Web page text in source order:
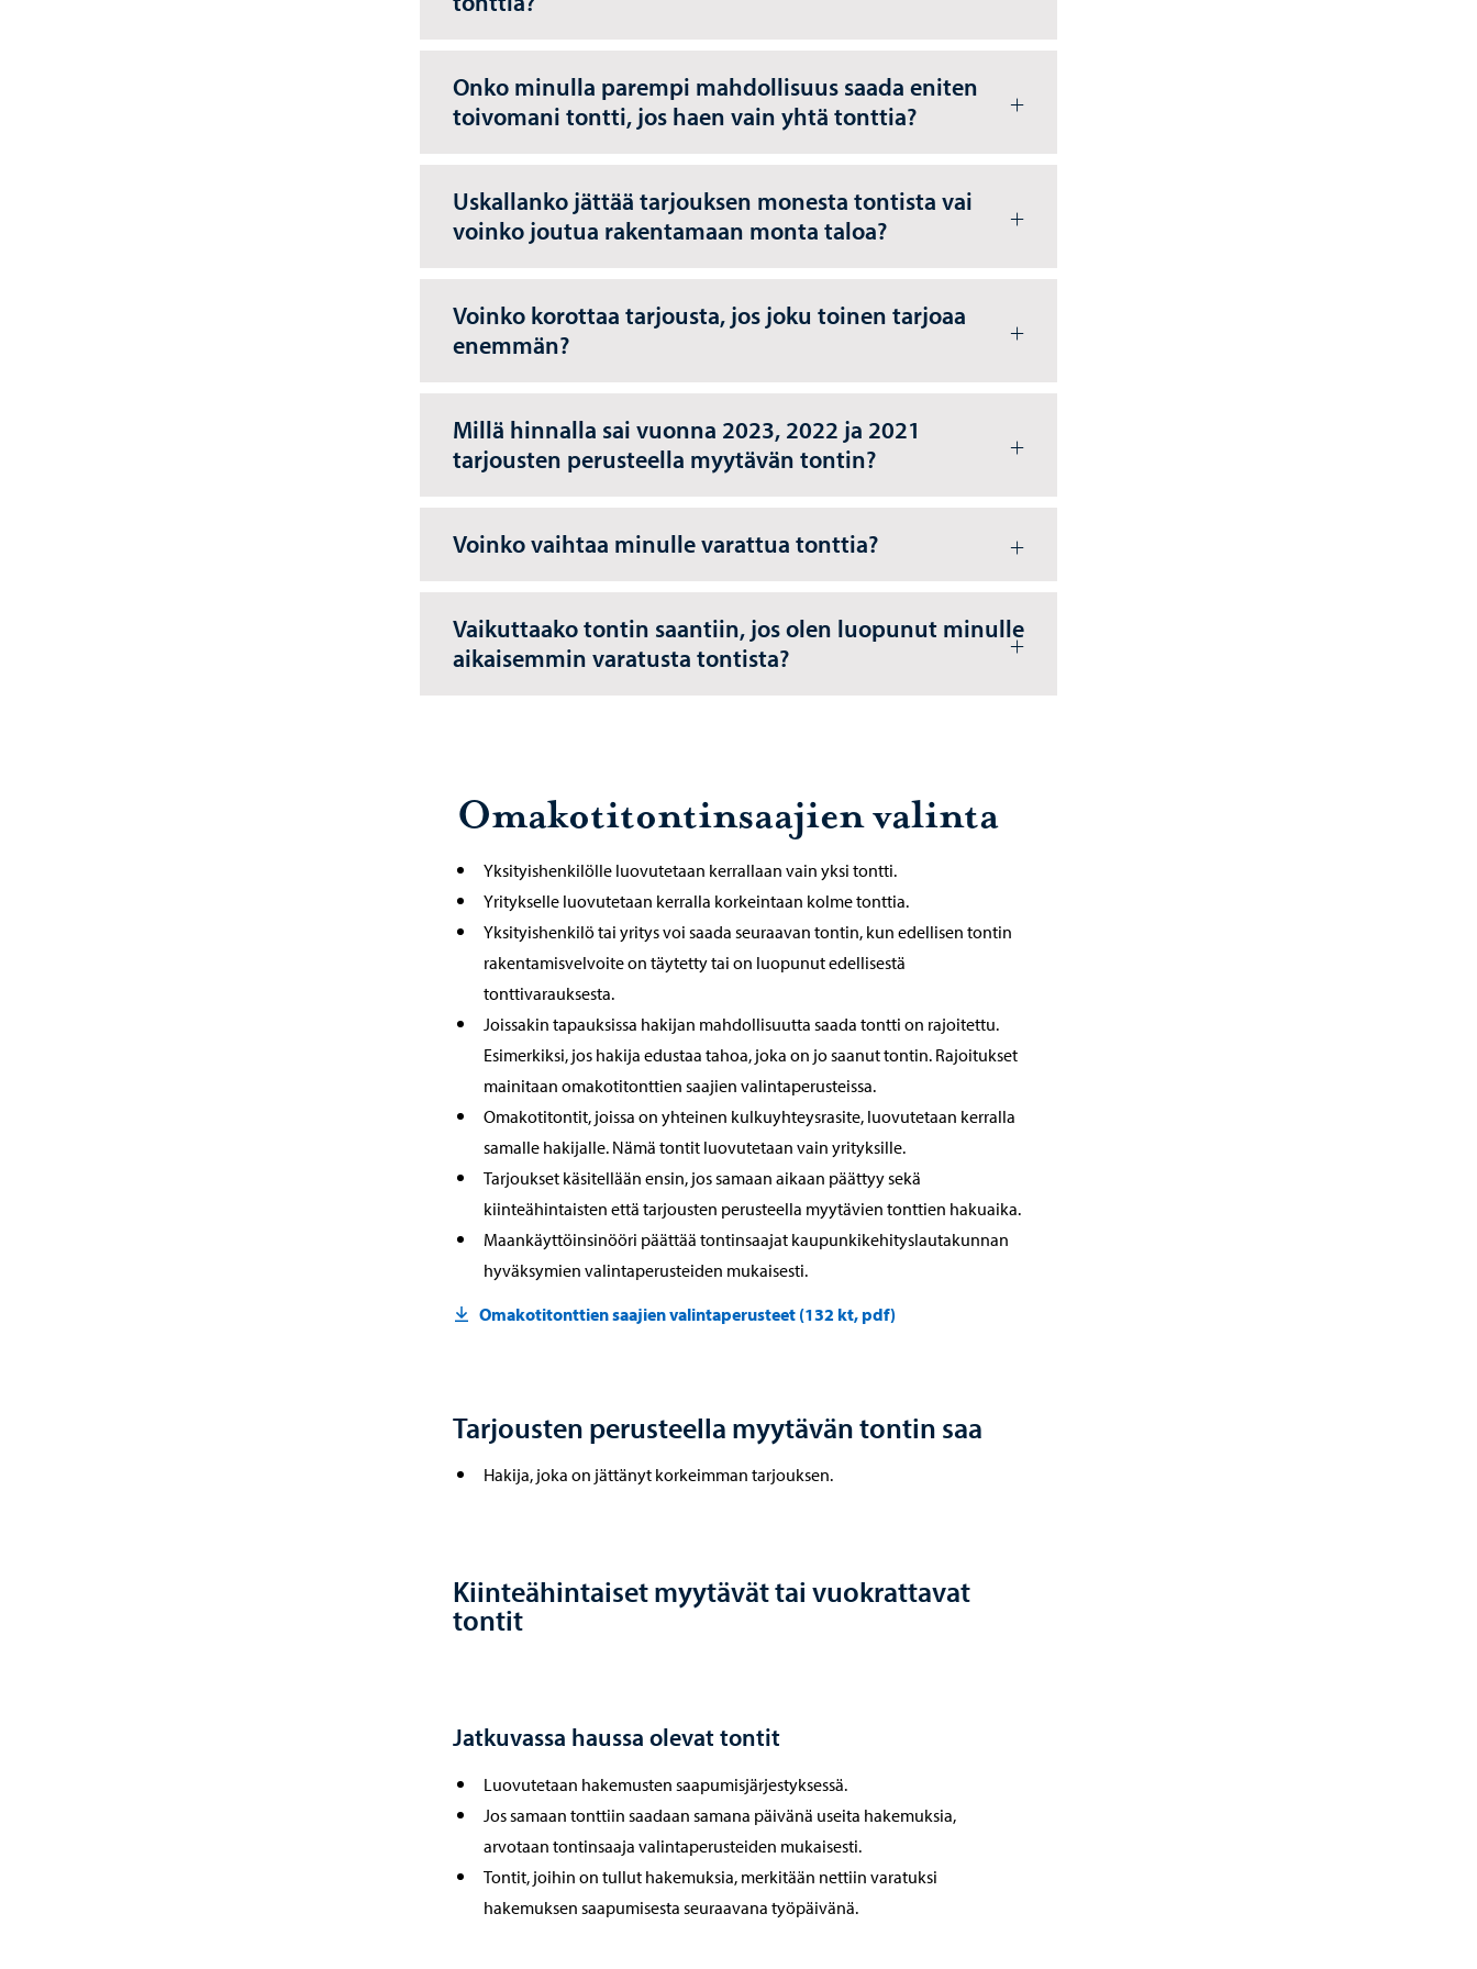
Onko minulla parempi mahdollisuus saada eniten
toivomani tontti, jos haen vain yhtä tonttia?
Uskallanko jättää tarjouksen monesta tontista vai
voinko joutua rakentamaan monta taloa?
Voinko korottaa tarjousta, jos joku toinen tarjoaa
enemmän?
Millä hinnalla sai vuonna 2023, 2022 ja 2021
tarjousten perusteella myytävän tontin?
Voinko vaihtaa minulle varattua tonttia?
Vaikuttaako tontin saantiin, jos olen luopunut minulle
aikaisemmin varatusta tontista?
Omakotitontinsaajien valinta
Yksityishenkilölle luovutetaan kerrallaan vain yksi tontti.
Yritykselle luovutetaan kerralla korkeintaan kolme tonttia.
Yksityishenkilö tai yritys voi saada seuraavan tontin, kun edellisen tontin
rakentamisvelvoite on täytetty tai on luopunut edellisestä
tonttivarauksesta.
Joissakin tapauksissa hakijan mahdollisuutta saada tontti on rajoitettu.
Esimerkiksi, jos hakija edustaa tahoa, joka on jo saanut tontin. Rajoitukset
mainitaan omakotitonttien saajien valintaperusteissa.
Omakotitontit, joissa on yhteinen kulkuyhteysrasite, luovutetaan kerralla
samalle hakijalle. Nämä tontit luovutetaan vain yrityksille.
Tarjoukset käsitellään ensin, jos samaan aikaan päättyy sekä
kiinteähintaisten että tarjousten perusteella myytävien tonttien hakuaika.
Maankäyttöinsinööri päättää tontinsaajat kaupunkikehityslautakunnan
hyväksymien valintaperusteiden mukaisesti.
Omakotitonttien saajien valintaperusteet (132 kt, pdf)
Tarjousten perusteella myytävän tontin saa
Hakija, joka on jättänyt korkeimman tarjouksen.
Kiinteähintaiset myytävät tai vuokrattavat
tontit
Jatkuvassa haussa olevat tontit
Luovutetaan hakemusten saapumisjärjestyksessä.
Jos samaan tonttiin saadaan samana päivänä useita hakemuksia,
arvotaan tontinsaaja valintaperusteiden mukaisesti.
Tontit, joihin on tullut hakemuksia, merkitään nettiin varatuksi
hakemuksen saapumisesta seuraavana työpäivänä.